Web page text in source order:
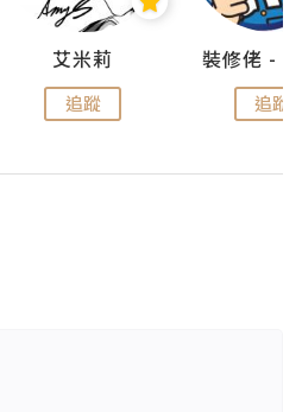
艾米莉
追蹤 追蹤